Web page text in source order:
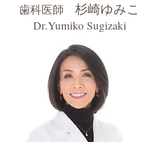
歯科医師 杉崎ゆみこ
Dr.Yumiko Sugizaki